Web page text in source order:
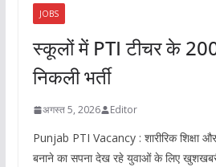
JOBS
स्कूलों में PTI टीचर के
निकली भर्ती
अगस्त 5, 2026 Editor
Punjab PTI Vacancy : शारीरिक शिक्षा
बनाने का सपना देख रहे युवाओं के लिए